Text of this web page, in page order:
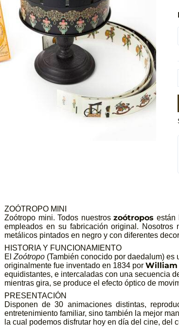
ZOÓTROPO MINI
Zoótropo mini. Todos nuestroszoótropos están
empleados en su fabricación original.
metálicos pintados en negro y con diferentes
HISTORIA Y FUNCIONAMIENTO
El Zoótropo (También conocido por daedalum)
originalmente fue inventado en 1834 por William
equidistantes, e intercaladas con una secuencia
mientras gira, se produce el efecto óptico de
PRESENTACIÓN
Disponen de 30 animaciones distintas,
entretenimiento familiar, sino también la mejor
la cual podemos disfrutar hoy en día del cine, del